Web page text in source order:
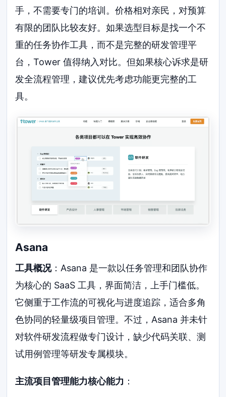
手，不需要专门的培训。价格相对亲民，对预算
有限的团队比较友好。如果选型目标是找一个不
重的任务协作工具，而不是完整的研发管理平
台，Tower 值得纳入对比。但如果核心诉求是研
发全流程管理，建议优先考虑功能更完整的工
具。
Asana
工具概况：Asana 是一款以任务管理和团队协作
为核心的 SaaS 工具，界面简洁，上手门槛低。
它侧重于工作流的可视化与进度追踪，适合多角
色协同的轻量级项目管理。不过，Asana 并未针
对软件研发流程做专门设计，缺少代码关联、测
试用例管理等研发专属模块。
主流项目管理能力核心能力 ：